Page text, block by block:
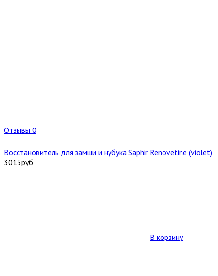
Отзывы 0
Восстановитель для замши и нубука Saphir Renovetine (violet)
3015руб
В корзину